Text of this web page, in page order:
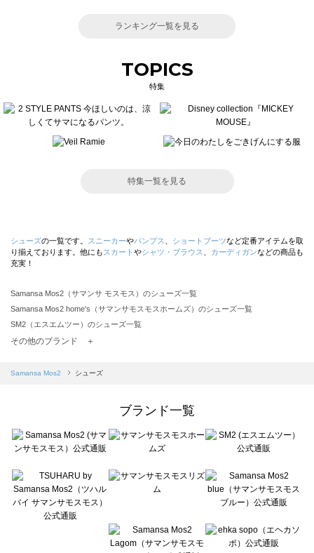
ランキング一覧を見る
TOPICS
特集
特集一覧を見る
シューズの一覧です。 スニーカーやパンプス ショートブーツなど定番アイテムを取
り揃えております。他にも スカート やシャツ・ブラウス カーディガンなどの商品も
充実！
Samansa Mos2（サマンサ モスモス）のシューズ一覧
Samansa Mos2 home's（サマンサモスモスホームズ）のシューズ一覧
SM2（エスエムツー）のシューズ一覧
TSUHARU by Samansa Mos2（ツハルバイサマンサモスモス）のシューズ一覧
Samansa Mos2 blue（サマンサモスモス ブルー）のシューズ一覧
sō4ū（ソウフォーユー）のシューズ一覧
Te chichi（テチチ）のシューズ一覧
Te chichi CLASSIC（テチチ クラシック）のシューズ一覧
Lugnoncure（ルノンキュール）のシューズ一覧
BETTY'S BLUE（べティーズブルー）のシューズ一覧
Wpc.（ワールドパーティー）のシューズ一覧
その他のブランド ＋
Samansa Mos2 シューズ
ブランド一覧